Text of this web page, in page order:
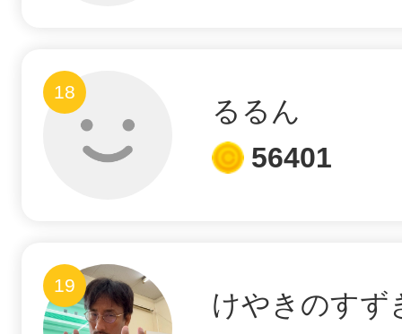
18
るるん
56401
19
けやきのすず